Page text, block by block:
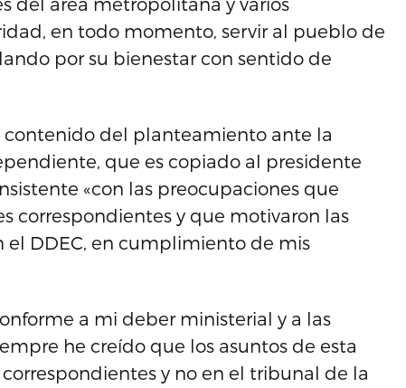
en todo momento, servir al pueblo de
por su bienestar con sentido de
contenido del planteamiento ante la
que es copiado al presidente
«con las preocupaciones que
correspondientes y que motivaron las
DDEC, en cumplimiento de mis
a mi deber ministerial y a las
he creído que los asuntos de esta
y no en el tribunal de la